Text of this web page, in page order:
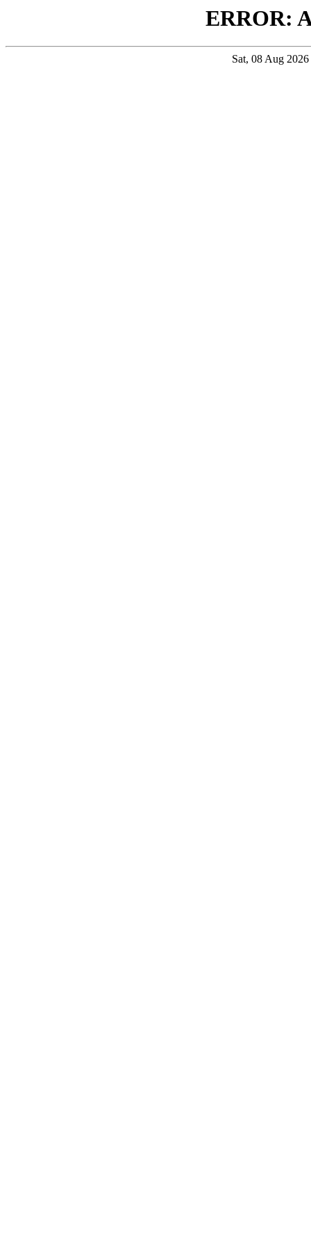
ERROR:
Sat, 08 Aug